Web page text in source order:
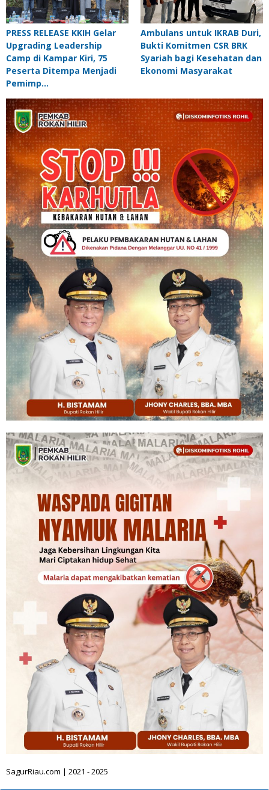
PRESS RELEASE KKIH Gelar
Upgrading Leadership
Camp di Kampar Kiri, 75
Peserta Ditempa Menjadi
Pemimp…
Ambulans untuk IKRAB Duri,
Bukti Komitmen CSR BRK
Syariah bagi Kesehatan dan
Ekonomi Masyarakat
SagurRiau.com | 2021 - 2025